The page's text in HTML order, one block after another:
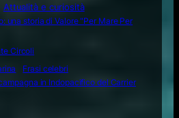
Attualità e curiosità
una storia di Valore "Per Mare Per
Circoli
Frasi celebri
in Indopacifico del Carrier